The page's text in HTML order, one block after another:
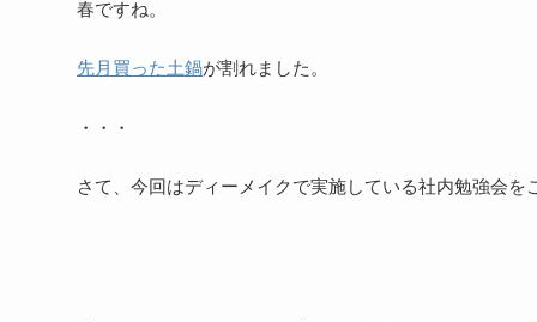
春ですね。
先月買った土鍋が割れました。
・・・
さて、今回はディーメイクで実施している社内勉強会を